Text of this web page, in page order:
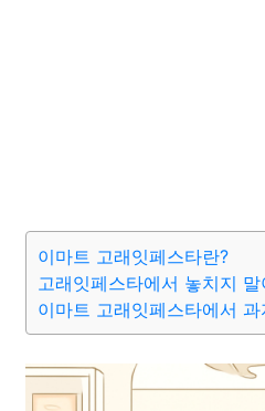
이마트 고래잇페스타란?
고래잇페스타에서 놓치지
이마트 고래잇페스타에서